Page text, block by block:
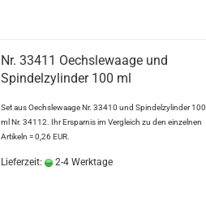
Nr. 33411 Oechslewaage und
Spindelzylinder 100 ml
Set aus Oechslewaage Nr. 33410 und Spindelzylinder 100
ml Nr. 34112. Ihr Ersparnis im Vergleich zu den einzelnen
Artikeln = 0,26 EUR.
Lieferzeit: 2-4 Werktage